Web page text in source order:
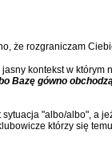
że rozgraniczam
kontekst w którym
Bazę gówno
"albo/albo", a
którzy się